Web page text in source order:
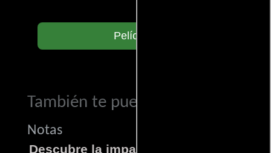
Películas
También te puede interesar...
Notas
Descubre la impactante película